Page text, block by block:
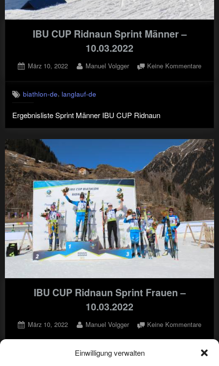
Einwilligung verwalten
IBU CUP Ridnaun Sprint Männer –
10.03.2022
Posted
März 10, 2022 By
Manuel Volgger Keine Kommentarezu
–
biathlon-de, langlauf-de
Ergebnisliste Sprint Männer IBU CUP Ridnaun
IBU CUP Ridnaun Sprint Frauen –
10.03.2022
Posted
März 10, 2022 By
Manuel Volgger Keine Kommentarezu
langlauf-de